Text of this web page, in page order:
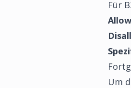
Für
Allow
Um